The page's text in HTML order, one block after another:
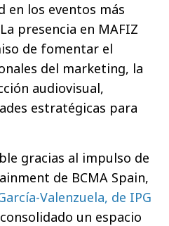
en los eventos más
presencia en MAFIZ
de fomentar el
del marketing, la
audiovisual,
estratégicas para
gracias al impulso de
de BCMA Spain,
Valenzuela, de IPG
un espacio